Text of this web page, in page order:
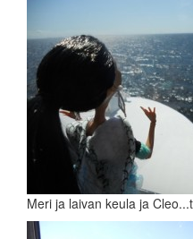
Meri ja laivan keula ja